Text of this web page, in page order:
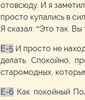
отовсюду. И я
просто купались в
Я сказал: “Это так.
E-5 И просто не
делать. Спокойно,
старомодных,
E-6 Как покойный